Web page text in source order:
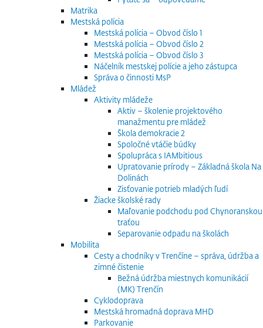
Matrika
Mestská polícia
Mestská polícia – Obvod číslo 1
Mestská polícia – Obvod číslo 2
Mestská polícia – Obvod číslo 3
Náčelník mestskej polície a jeho zástupca
Správa o činnosti MsP
Mládež
Aktivity mládeže
Aktiv – školenie projektového
manažmentu pre mládež
Škola demokracie 2
Spoločné vtáčie búdky
Spolupráca s IAMbitious
Upratovanie prírody – Základná škola Na
Dolinách
Zisťovanie potrieb mladých ľudí
Žiacke školské rady
Maľovanie podchodu pod Chynoranskou
traťou
Separovanie odpadu na školách
Mobilita
Cesty a chodníky v Trenčíne – správa, údržba a
zimné čistenie
Bežná údržba miestnych komunikácií
(MK) Trenčín
Cyklodoprava
Mestská hromadná doprava MHD
Parkovanie